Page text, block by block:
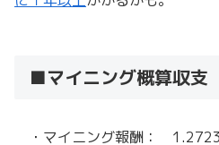
■マイニング概算収支
・マイニング報酬：